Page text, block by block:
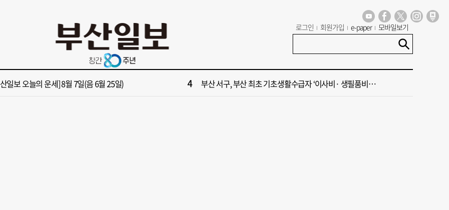
로그인 회원가입 e-paper 모바일보기
파크골프장 일찍 개장했더니 새벽부터 ‘문전성시’ 해수부 신청사, 북항 재개발 부지 복합항만지구 확정
일보 오늘의 운세] 8월 7일(음 6월 25일) 부산 서구, 부산 최초 기초생활수급자 ‘이사비· 생필품비’ 지원
일보 오늘의 운세] 8월 6일(음 6월 24일) 6 반가雨…주말 부울경 비 소식